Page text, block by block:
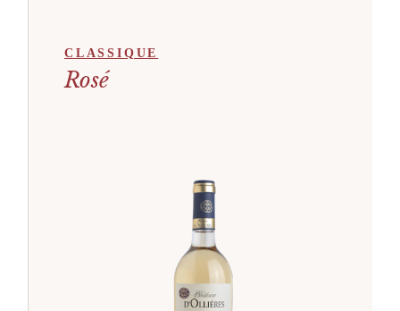
CLASSIQUE
Rosé